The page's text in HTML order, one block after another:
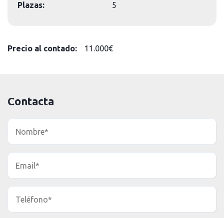
Plazas:
5
Precio al contado: 11.000€
Contacta